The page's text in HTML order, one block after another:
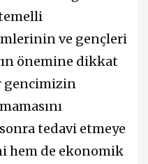
ve gençleri
önemine dikkat
gencimizin
tedavi etmeye
hem de ekonomik